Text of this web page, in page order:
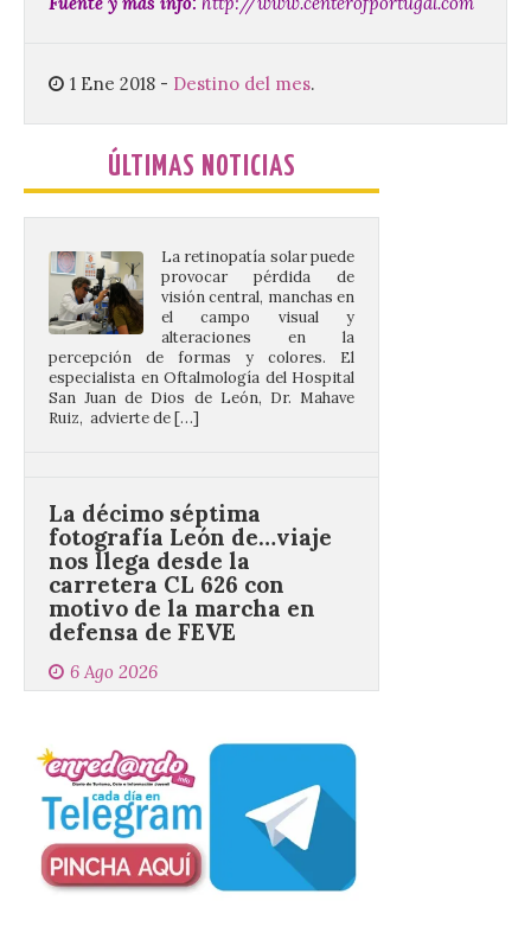
1 Ene 2018 - Destino del mes.
ÚLTIMAS NOTICIAS
visión central, manchas en
el campo visual y
alteraciones en la
percepción de formas y colores. El
San Juan de Dios de León, Dr. Mahave
Ruiz, advierte de […]
La décimo séptima
fotografía León de…viaje
nos llega desde la
6 Ago 2026
Nueva edición de León
de…viaje. Una iniciativa
organizado por la sección
jóvenes “Enredando.info”. Eduardo
Morán nos envía desde la carretera […]
Camarzius fest: frente al
macroevento, un festival